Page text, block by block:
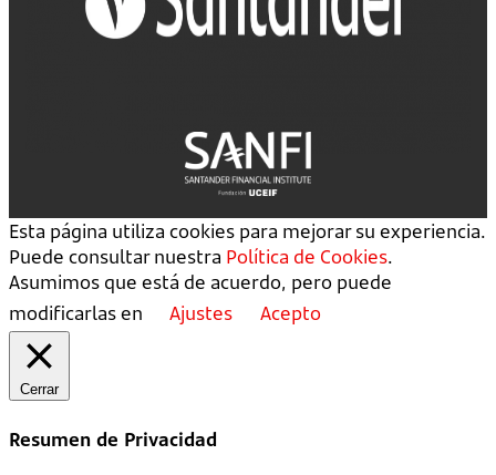
Esta página utiliza cookies para mejorar su experiencia.
Puede consultar nuestra Política de Cookies.
Asumimos que está de acuerdo, pero puede
modificarlas en
Ajustes Acepto
Cerrar
Resumen de Privacidad